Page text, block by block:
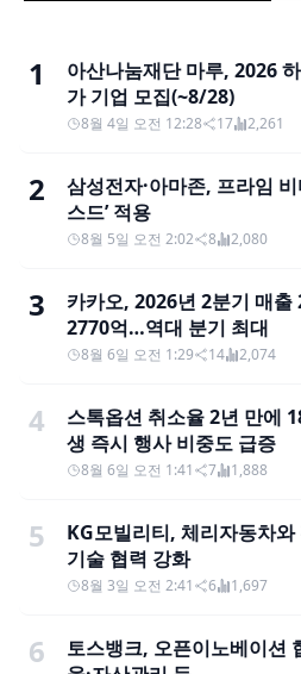
1
아산나눔재단 마루, 2026
가 기업 모집(~8/28)
8월 4일 오전 12:28 17 2,261
2
삼성전자·아마존, 프라임
스드’ 적용
8월 5일 오전 2:02 8 2,080
3
카카오, 2026년 2분기 매출
2770억…역대 분기 최대
8월 6일 오전 1:29 14 2,074
4
스톡옵션 취소율 2년 만에
생 즉시 행사 비중도 급증
8월 6일 오전 1:41 7 1,888
5
KG모빌리티, 체리자동차
기술 협력 강화
8월 3일 오전 2:41 6 1,697
6
토스뱅크, 오픈이노베이션